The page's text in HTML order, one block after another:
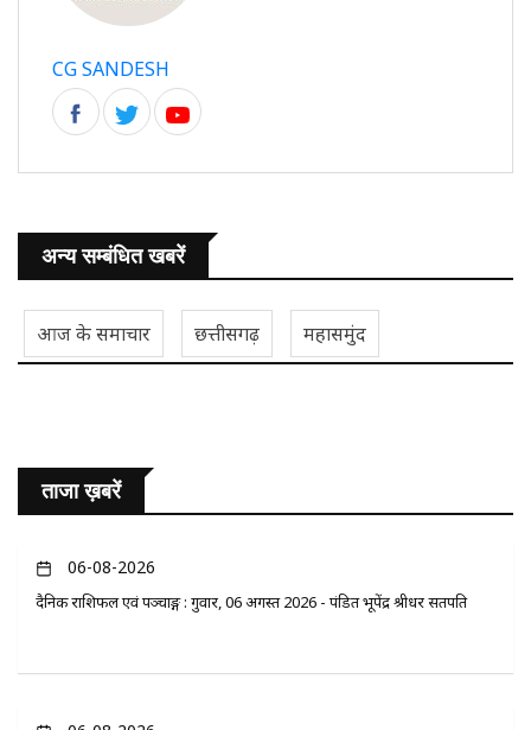
CG SANDESH
अन्य सम्बंधित खबरें
आज के समाचार छत्तीसगढ़ महासमुंद
ताजा ख़बरें
06-08-2026
दैनिक राशिफल एवं पञ्चाङ्ग : गुरुवार, 06 अगस्त 2026 - पंडित भूपेंद्र श्रीधर सतपति